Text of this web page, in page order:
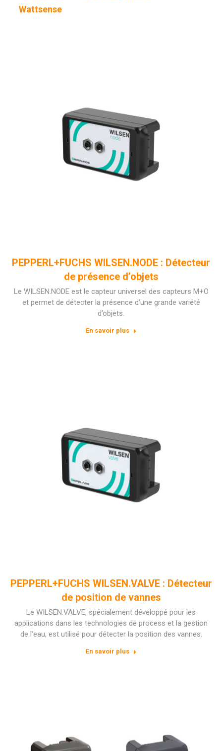
Wattsense
PEPPERL+FUCHS WILSEN.NODE : Détecteur
de présence d’objets
Le WILSEN.NODE est le capteur universel des capteurs M+O
et permet de détecter la présence d’une grande variété
d’objets.
En savoir plus
PEPPERL+FUCHS WILSEN.VALVE : Détecteur
de position de vannes
Le WILSEN.VALVE, spécialement développé pour les
applications dans les technologies de process et la gestion
de l’eau, est utilisé pour détecter la position des vannes.
En savoir plus